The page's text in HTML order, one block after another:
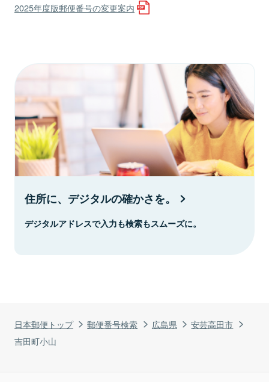
日本郵便トップ 郵便番号検索 広島県
安芸高田市
吉田町小山
2025年度版郵便番号の変更案内
住所に、デジタルの確かさを。
デジタルアドレスで入力も検索もスムーズに。